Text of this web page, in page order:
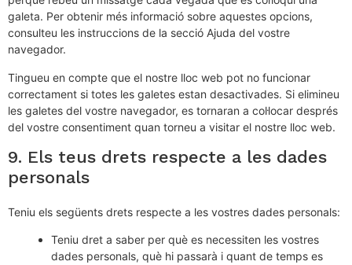
galeta. Per obtenir més informació sobre aquestes opcions,
consulteu les instruccions de la secció Ajuda del vostre
navegador.
Tingueu en compte que el nostre lloc web pot no funcionar
correctament si totes les galetes estan desactivades. Si elimineu
les galetes del vostre navegador, es tornaran a col·locar després
del vostre consentiment quan torneu a visitar el nostre lloc web.
9. Els teus drets respecte a les dades
personals
Teniu els següents drets respecte a les vostres dades personals:
Teniu dret a saber per què es necessiten les vostres
dades personals, què hi passarà i quant de temps es